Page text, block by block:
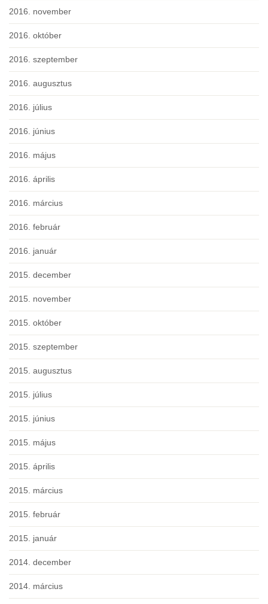
2016. november
2016. október
2016. szeptember
2016. augusztus
2016. július
2016. június
2016. május
2016. április
2016. március
2016. február
2016. január
2015. december
2015. november
2015. október
2015. szeptember
2015. augusztus
2015. július
2015. június
2015. május
2015. április
2015. március
2015. február
2015. január
2014. december
2014. március